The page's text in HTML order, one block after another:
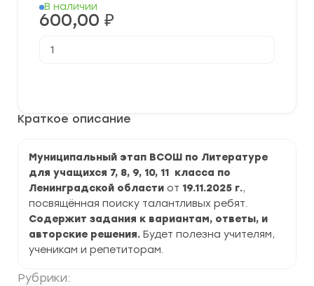
Краткое описание
Муниципальный этап ВСОШ по Литературе
для учащихся 7, 8, 9, 10, 11 класса по
Ленинградской области от 19.11.2025 г.,
посвящённая поиску талантливых ребят.
Содержит задания к вариантам, ответы, и
авторские решения. Будет полезна учителям,
ученикам и репетиторам.
Рубрики:
В наличии
600,00 ₽
товара
Литературе
г.
по
Ленинградской
области